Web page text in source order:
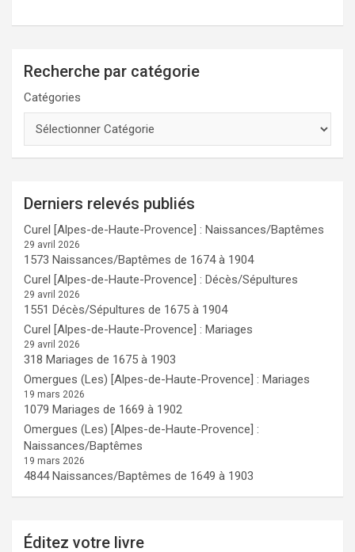
Recherche par catégorie
Catégories
Derniers relevés publiés
Curel [Alpes-de-Haute-Provence] : Naissances/Baptêmes
29 avril 2026
1573 Naissances/Baptêmes de 1674 à 1904
Curel [Alpes-de-Haute-Provence] : Décès/Sépultures
29 avril 2026
1551 Décès/Sépultures de 1675 à 1904
Curel [Alpes-de-Haute-Provence] : Mariages
29 avril 2026
318 Mariages de 1675 à 1903
Omergues (Les) [Alpes-de-Haute-Provence] : Mariages
19 mars 2026
1079 Mariages de 1669 à 1902
Omergues (Les) [Alpes-de-Haute-Provence] :
Naissances/Baptêmes
19 mars 2026
4844 Naissances/Baptêmes de 1649 à 1903
Éditez votre livre